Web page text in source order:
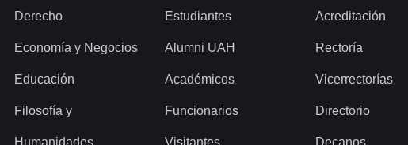
Derecho
Economía y Negocios
Educación
Filosofía y
Estudiantes
Alumni UAH
Académicos
Funcionarios
Acreditación
Rectoría
Vicerrectorías
Directorio